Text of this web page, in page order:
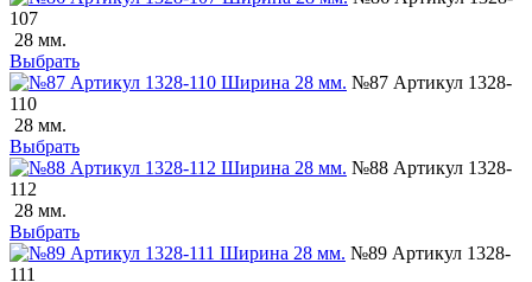
107
28 мм.
Выбрать
№87 Артикул 1328-
110
28 мм.
Выбрать
№88 Артикул 1328-
112
28 мм.
Выбрать
№89 Артикул 1328-
111